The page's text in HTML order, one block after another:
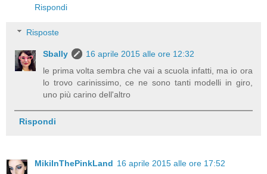
Rispondi
Risposte
Sbally
16 aprile 2015 alle ore 12:32
le prima volta sembra che vai a scuola infatti, ma io ora
lo trovo carinissimo, ce ne sono tanti modelli in giro,
uno più carino dell'altro
Rispondi
MikiInThePinkLand 16 aprile 2015 alle ore 17:52